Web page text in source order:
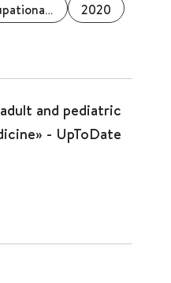
Journal of Occupational Rehabilitation 2020
and pediatric
- UpToDate